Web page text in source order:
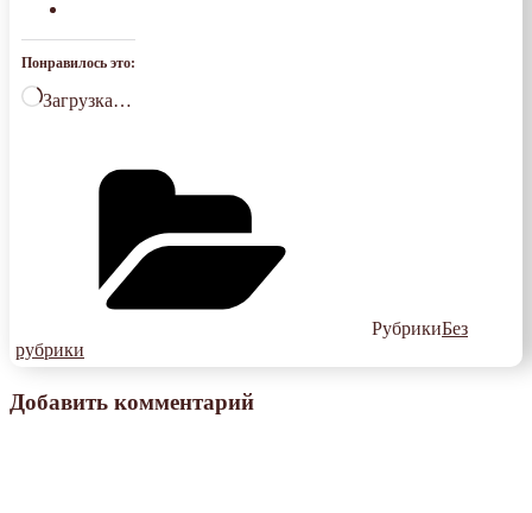
Понравилось это:
Загрузка…
РубрикиБез
рубрики
Добавить комментарий